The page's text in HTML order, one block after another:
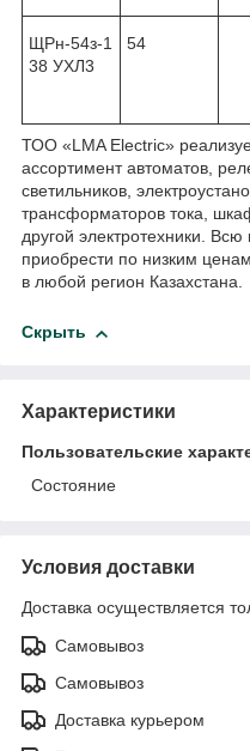
ЩРн-54з-1
38 УХЛ3
54
ТОО «LMA Electric»
ассортимент автоматов,
светильников,
трансформаторов тока,
другой электротехники.
приобрести по низким
в любой регион Казахстана.
Скрыть
Характеристики
Пользовательские
Состояние
Условия доставки
Доставка осуществляется
Самовывоз
Самовывоз
Доставка курьером